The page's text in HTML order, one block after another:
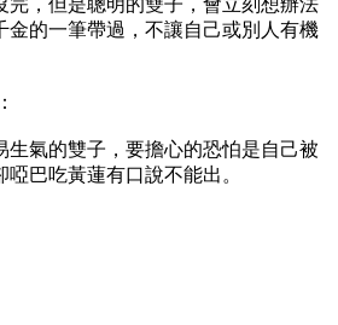
完，但是聰明的雙子，會立刻想辦法
金的一筆帶過，不讓自己或別人有機
生氣的雙子，要擔心的恐怕是自己被
啞巴吃黃蓮有口說不能出。